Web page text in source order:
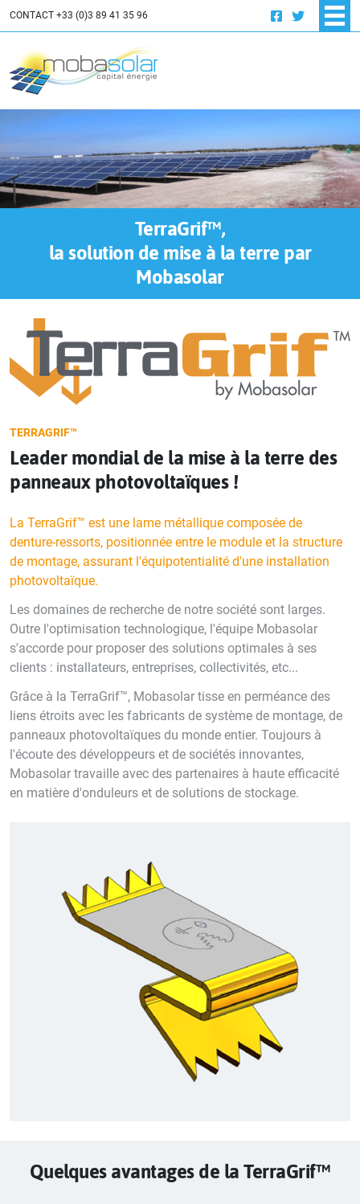
CONTACT +33 (0)3 89 41 35 96INNOVATION
OFFRES D'EMPLOI
PROJETS PHOTOVOLTAÏQUES
RÉALISATIONS
Résidentiel
Industrie – Tertiaire
TerraGrif™,
la solution de mise à la terre par
Mobasolar
TERRAGRIF™
Leader mondial de la mise à la terre des
panneaux photovoltaïques !
La TerraGrif™ est une lame métallique composée de
denture-ressorts, positionnée entre le module et la structure
de montage, assurant l'équipotentialité d'une installation
photovoltaïque.
Les domaines de recherche de notre société sont larges.
Outre l'optimisation technologique, l'équipe Mobasolar
s'accorde pour proposer des solutions optimales à ses
clients : installateurs, entreprises, collectivités, etc...
Grâce à la TerraGrif™, Mobasolar tisse en perméance des
liens étroits avec les fabricants de système de montage, de
panneaux photovoltaïques du monde entier. Toujours à
l'écoute des développeurs et de sociétés innovantes,
Mobasolar travaille avec des partenaires à haute efficacité
en matière d'onduleurs et de solutions de stockage.
Quelques avantages de la TerraGrif™